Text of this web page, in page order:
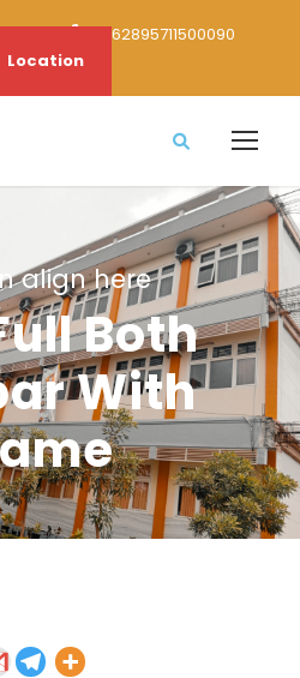
+62895711500090
Location
align here
Both
With